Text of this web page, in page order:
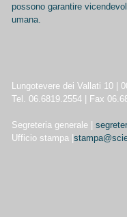
possono garantire
umana.
Lungotevere dei Vallati 10 |
Tel. 06.6819.2554 | Fax
Segreteria generale |
Ufficio stampa |